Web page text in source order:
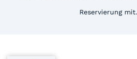
Reservierung mit.